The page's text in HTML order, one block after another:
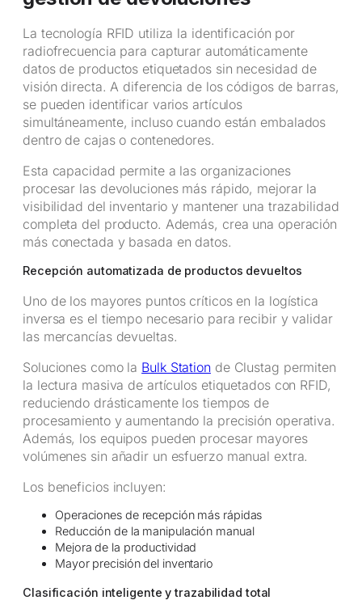
La tecnología RFID utiliza la identificación por
radiofrecuencia para capturar automáticamente
datos de productos etiquetados sin necesidad de
visión directa. A diferencia de los códigos de barras,
se pueden identificar varios artículos
simultáneamente, incluso cuando están embalados
dentro de cajas o contenedores.
Esta capacidad permite a las organizaciones
procesar las devoluciones más rápido, mejorar la
visibilidad del inventario y mantener una trazabilidad
completa del producto. Además, crea una operación
más conectada y basada en datos.
Recepción automatizada de productos devueltos
Uno de los mayores puntos críticos en la logística
inversa es el tiempo necesario para recibir y validar
las mercancías devueltas.
Soluciones como la Bulk Station de Clustag permiten
la lectura masiva de artículos etiquetados con RFID,
reduciendo drásticamente los tiempos de
procesamiento y aumentando la precisión operativa.
Además, los equipos pueden procesar mayores
volúmenes sin añadir un esfuerzo manual extra.
Los beneficios incluyen:
Operaciones de recepción más rápidas
Reducción de la manipulación manual
Mejora de la productividad
Mayor precisión del inventario
Clasificación inteligente y trazabilidad total